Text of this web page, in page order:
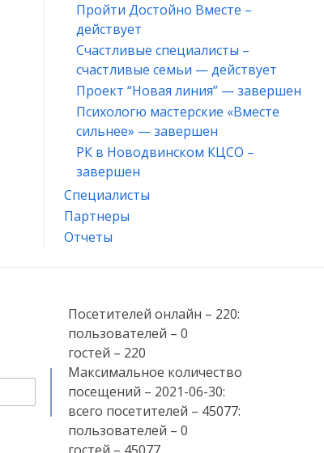
Пройти Достойно Вместе –
действует
Счастливые специалисты –
счастливые семьи — действует
Проект “Новая линия” — завершен
Психологю мастерские «Вместе
сильнее» — завершен
РК в Новодвинском КЦСО –
завершен
Специалисты
Партнеры
Отчеты
Посетителей онлайн – 220:
пользователей – 0
гостей – 220
Максимальное количество
посещений – 2021-06-30:
всего посетителей – 45077:
пользователей – 0